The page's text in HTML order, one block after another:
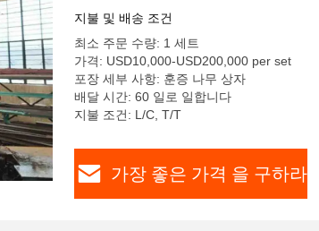
지불 및 배송 조건
최소 주문 수량: 1 세트
가격: USD10,000-USD200,000 per set
포장 세부 사항: 훈증 나무 상자
배달 시간: 60 일로 일합니다
지불 조건: L/C, T/T
가장 좋은 가격 을 구하라